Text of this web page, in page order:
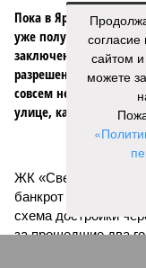
Пока в Ярославском
уже получают ключи –
заключение о
разрешение на ввод
совсем недалеко, в
улице, картина,
ЖК «Светлый мир
банкрот Seven Suns
схема достройки
за прошедшие два
сайтом
можете